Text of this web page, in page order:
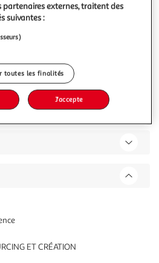
Ajouter à une liste
ET CRÉATION
partenaires externes, traitent des
suivantes :
toutes les finalités
J'accepte